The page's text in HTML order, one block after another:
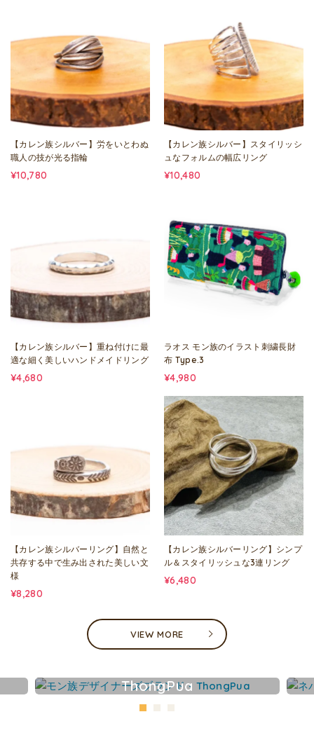
【カレン族シルバー】労をいとわぬ
職人の技が光る指輪
¥10,780
【カレン族シルバー】スタイリッシ
ュなフォルムの幅広リング
¥10,480
【カレン族シルバー】重ね付けに最
適な細く美しいハンドメイドリング
¥4,680
ラオス モン族のイラスト刺繍長財
布 Type.3
¥4,980
【カレン族シルバーリング】自然と
共存する中で生み出された美しい文
様
¥8,280
【カレン族シルバーリング】シンプ
ル＆スタイリッシュな3連リング
¥6,480
VIEW MORE
ThongPua